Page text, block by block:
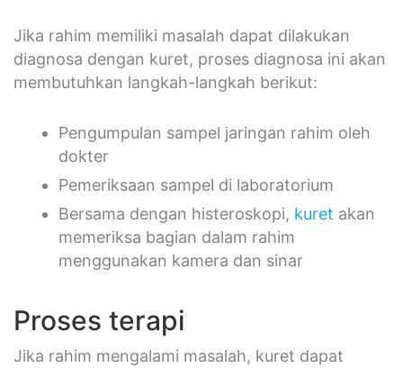
Jika rahim memiliki masalah dapat dilakukan
diagnosa dengan kuret, proses diagnosa ini akan
membutuhkan langkah-langkah berikut:
Pengumpulan sampel jaringan rahim oleh
dokter
Pemeriksaan sampel di laboratorium
Bersama dengan histeroskopi, kuret akan
memeriksa bagian dalam rahim
menggunakan kamera dan sinar
Proses terapi
Jika rahim mengalami masalah, kuret dapat